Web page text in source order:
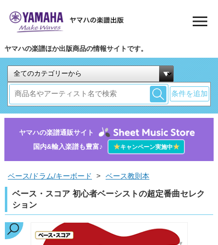
ヤマハの楽譜ほか出版商品の情報サイトです。
条件を追加
ヤマハの楽譜通販サイト
国内&輸入楽譜も豊富♪
★キャンペーン実施中★
ベース/ドラム/キーボード > ベース教則本
ベース・スコア 初心者ベーシストの超定番曲セレク
ション